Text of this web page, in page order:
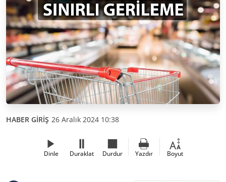
HABER GİRİŞ 26 Aralık 2024 10:38
Dinle Duraklat Durdur Yazdır Boyut